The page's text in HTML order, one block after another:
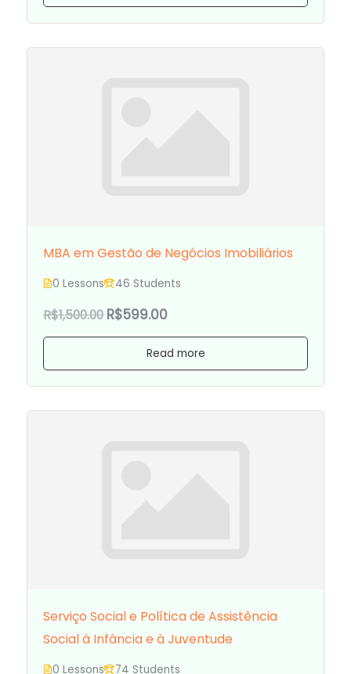
MBA em Gestão de Negócios Imobiliários
0 Lessons 46 Students
R$1,500.00 R$599.00
Read more
Serviço Social e Política de Assistência
Social à Infância e à Juventude
0 Lessons 74 Students